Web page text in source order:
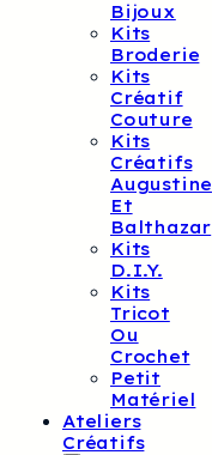
Bijoux
Kits
Broderie
Kits
Créatif
Couture
Kits
Créatifs
Augustine
Et
Balthazar
Kits
D.I.Y.
Kits
Tricot
Ou
Crochet
Petit
Matériel
Ateliers
Créatifs